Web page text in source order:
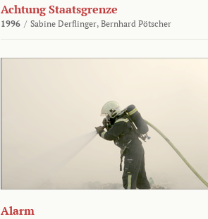
Achtung Staatsgrenze
1996 / Sabine Derflinger, Bernhard Pötscher
Alarm